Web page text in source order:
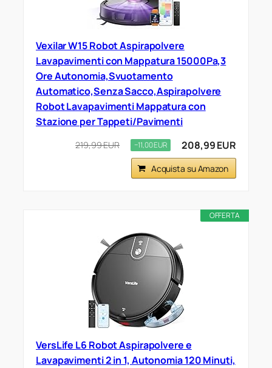
Vexilar W15 Robot Aspirapolvere
Lavapavimenti con Mappatura 15000Pa,3
Ore Autonomia,Svuotamento
Automatico,Senza Sacco,Aspirapolvere
Robot Lavapavimenti Mappatura con
Stazione per Tappeti/Pavimenti
219,99 EUR −11,00 EUR 208,99 EUR
Acquista su Amazon
OFFERTA
VersLife L6 Robot Aspirapolvere e
Lavapavimenti 2 in 1, Autonomia 120 Minuti,